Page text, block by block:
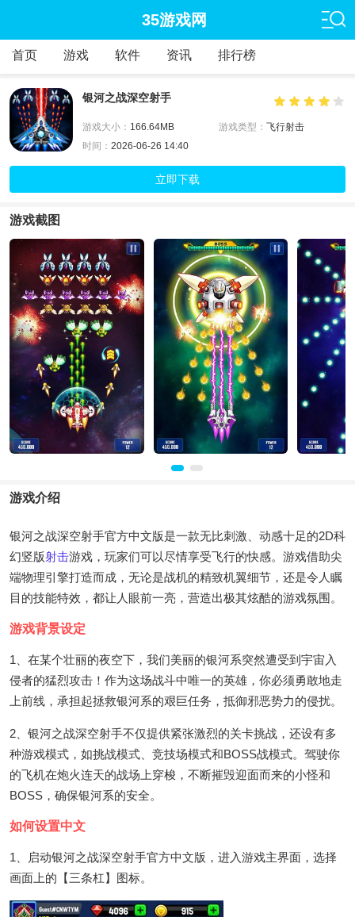
35游戏网
首页 游戏 软件 资讯 排行榜
银河之战深空射手
游戏大小： 166.64MB 游戏类型： 飞行射击
时间： 2026-06-26 14:40
立即下载
游戏截图
游戏介绍
银河之战深空射手官方中文版是一款无比刺激、动感十足的2D科
幻竖版射击游戏，玩家们可以尽情享受飞行的快感。游戏借助尖
端物理引擎打造而成，无论是战机的精致机翼细节，还是令人瞩
目的技能特效，都让人眼前一亮，营造出极其炫酷的游戏氛围。
游戏背景设定
1、在某个壮丽的夜空下，我们美丽的银河系突然遭受到宇宙入
侵者的猛烈攻击！作为这场战斗中唯一的英雄，你必须勇敢地走
上前线，承担起拯救银河系的艰巨任务，抵御邪恶势力的侵扰。
2、银河之战深空射手不仅提供紧张激烈的关卡挑战，还设有多
种游戏模式，如挑战模式、竞技场模式和BOSS战模式。驾驶你
的飞机在炮火连天的战场上穿梭，不断摧毁迎面而来的小怪和
BOSS，确保银河系的安全。
如何设置中文
1、启动银河之战深空射手官方中文版，进入游戏主界面，选择
画面上的【三条杠】图标。